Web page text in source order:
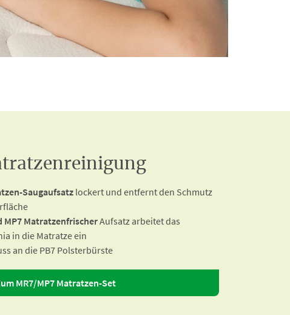
Saugaufsatzlockert und entfernt den Schmutz
MatratzenfrischerAufsatz arbeitet das
in die Matratze ein
an die PB7 Polsterbürste
MR7/MP7 Matratzen-Set